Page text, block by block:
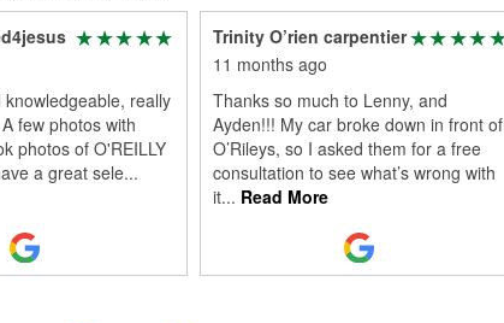
really
few photos with
photos of O'REILLY
a great sele...
Trinity O’rien carpentier
11 months ago
Thanks so much to Lenny, and
Ayden!!! My car broke down in front of
O’Rileys, so I asked them for a free
consultation to see what’s wrong with
it... Read More